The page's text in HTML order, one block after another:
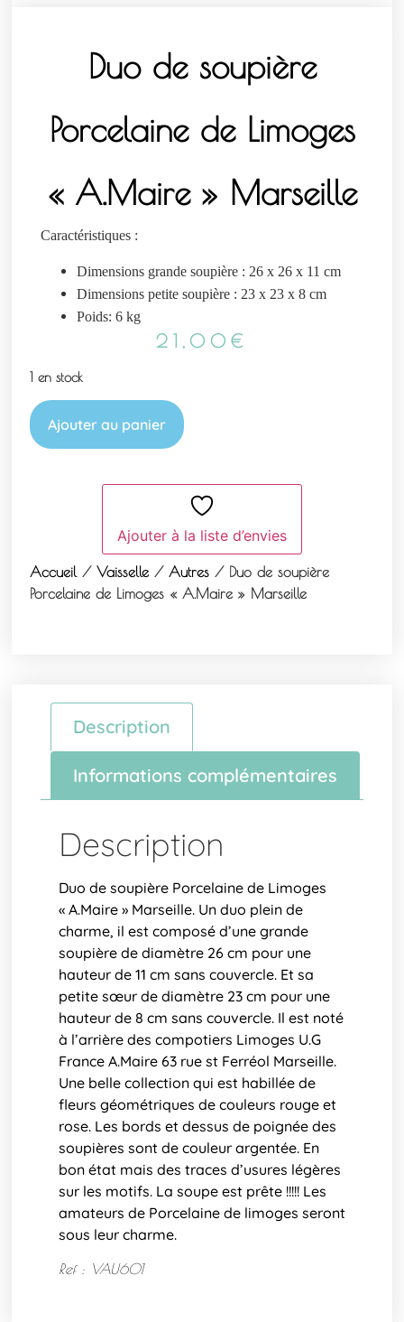
Duo de soupière
Porcelaine de Limoges
« A.Maire » Marseille
Caractéristiques :
Dimensions grande soupière : 26 x 26 x 11 cm
Dimensions petite soupière : 23 x 23 x 8 cm
Poids: 6 kg
21,00 €
1 en stock
Ajouter au panier
Ajouter à la liste d’envies
Accueil /Vaisselle / Autres / Duo de soupière
Porcelaine de Limoges « A.Maire » Marseille
Description
Informations complémentaires
Description
Duo de soupière Porcelaine de Limoges
« A.Maire » Marseille. Un duo plein de
charme, il est composé d’une grande
soupière de diamètre 26 cm pour une
hauteur de 11 cm sans couvercle. Et sa
petite sœur de diamètre 23 cm pour une
hauteur de 8 cm sans couvercle. Il est noté
à l’arrière des compotiers Limoges U.G
France A.Maire 63 rue st Ferréol Marseille.
Une belle collection qui est habillée de
fleurs géométriques de couleurs rouge et
rose. Les bords et dessus de poignée des
soupières sont de couleur argentée. En
bon état mais des traces d’usures légères
sur les motifs. La soupe est prête !!!!! Les
amateurs de Porcelaine de limoges seront
sous leur charme.
Ref : VAU601